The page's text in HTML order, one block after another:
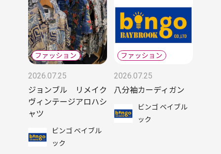
2026.07.25
ジョンブル リメイク
ヴィンテージアロハシ
ャツ
ビンゴ ベイブル
ック
2026.07.25
八分袖カーディガン
ビンゴ ベイブル
ック